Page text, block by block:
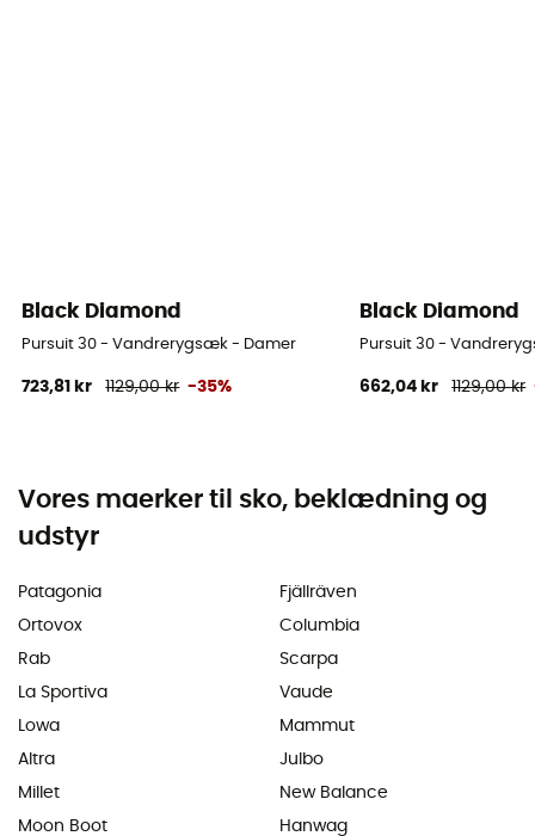
Black Diamond
Pursuit 30 - Vandrerygsæk - Damer
723,81 kr 1129,00 kr -35%
Black Diamond
Pursuit 30 -
662,04 kr 1129,00 kr
Vores maerker til sko, beklædning og
udstyr
Patagonia
Ortovox
Rab
La Sportiva
Lowa
Altra
Millet
Moon Boot
Fjällräven
Columbia
Scarpa
Vaude
Mammut
Julbo
New Balance
Hanwag